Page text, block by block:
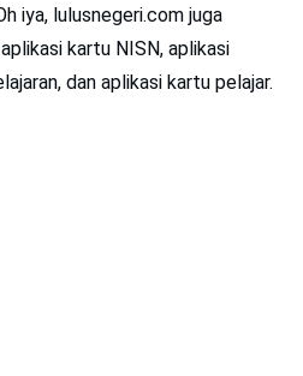
iya, lulusnegeri.com juga
kartu NISN, aplikasi
dan aplikasi kartu pelajar.